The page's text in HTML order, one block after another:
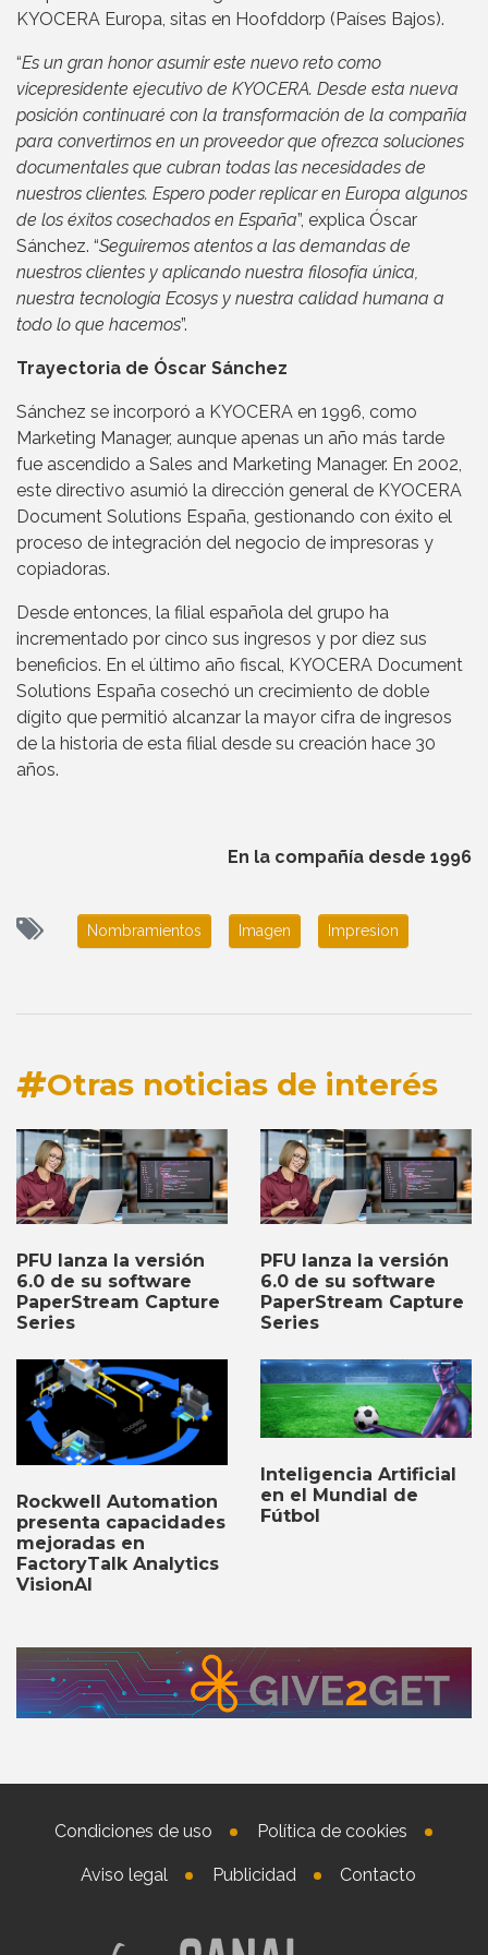
KYOCERA Europa, sitas en Hoofddorp (Países Bajos).
“Es un gran honor asumir este nuevo reto como
vicepresidente ejecutivo de KYOCERA. Desde esta nueva
posición continuaré con la transformación de la compañía
para convertirnos en un proveedor que ofrezca soluciones
documentales que cubran todas las necesidades de
nuestros clientes. Espero poder replicar en Europa algunos
de los éxitos cosechados en España”, explica Óscar
Sánchez. “Seguiremos atentos a las demandas de
nuestros clientes y aplicando nuestra filosofía única,
nuestra tecnología Ecosys y nuestra calidad humana a
todo lo que hacemos”.
Trayectoria de Óscar Sánchez
Sánchez se incorporó a KYOCERA en 1996, como
Marketing Manager, aunque apenas un año más tarde
fue ascendido a Sales and Marketing Manager. En 2002,
este directivo asumió la dirección general de KYOCERA
Document Solutions España, gestionando con éxito el
proceso de integración del negocio de impresoras y
copiadoras.
Desde entonces, la filial española del grupo ha
incrementado por cinco sus ingresos y por diez sus
beneficios. En el último año fiscal, KYOCERA Document
Solutions España cosechó un crecimiento de doble
dígito que permitió alcanzar la mayor cifra de ingresos
de la historia de esta filial desde su creación hace 30
años.
En la compañía desde 1996
Nombramientos Imagen Impresion
Otras noticias de interés
PFU lanza la versión
6.0 de su software
PaperStream Capture
Series
PFU lanza la versión
6.0 de su software
PaperStream Capture
Series
Rockwell Automation
presenta capacidades
mejoradas en
FactoryTalk Analytics
VisionAI
Inteligencia Artificial
en el Mundial de
Fútbol
Condiciones de uso Política de cookies
Aviso legal Publicidad Contacto